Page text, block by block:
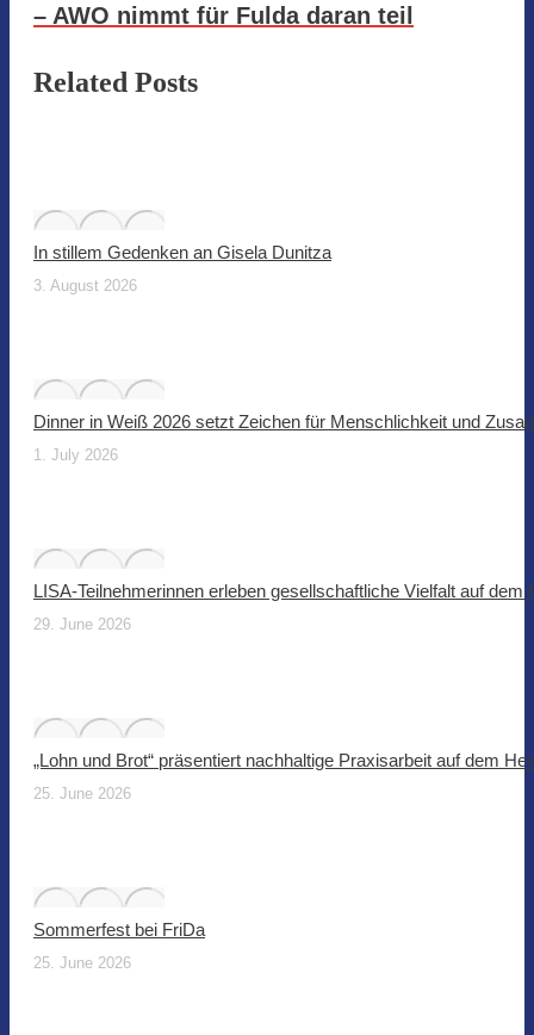
– AWO nimmt für Fulda daran teil
Related Posts
In stillem Gedenken an Gisela Dunitza
3. August 2026
Dinner in Weiß 2026 setzt Zeichen für Menschlichkeit und
1. July 2026
LISA-Teilnehmerinnen erleben gesellschaftliche Vielfalt auf dem
29. June 2026
„Lohn und Brot“ präsentiert nachhaltige Praxisarbeit auf dem
25. June 2026
Sommerfest bei FriDa
25. June 2026